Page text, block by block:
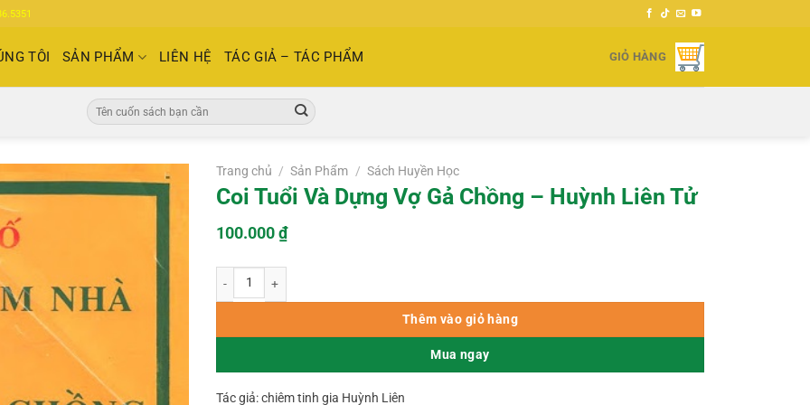
TÔI SẢN PHẨM LIÊN HỆ TÁC GIẢ – TÁC PHẨM GIỎ HÀNG
Tìm
kiếm:
Trang chủ / Sản Phẩm / Sách Huyền Học
Coi Tuổi Và Dựng Vợ Gả Chồng – Huỳnh Liên Tử
100.000₫
Thêm vào giỏ hàng
Mua ngay
Tác giả: chiêm tinh gia Huỳnh Liên